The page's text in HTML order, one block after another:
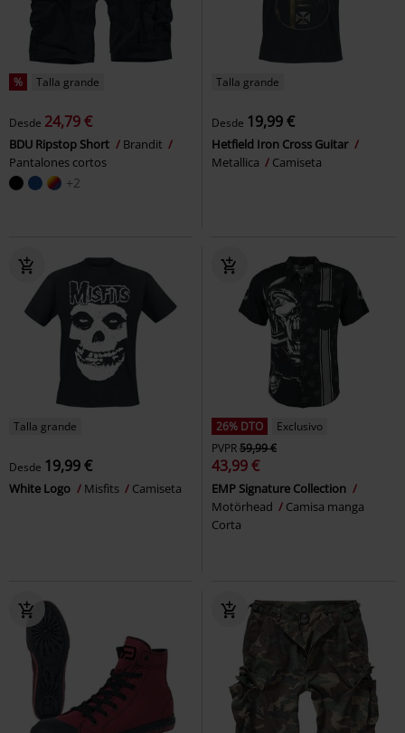
% Talla grande
Desde 24,79 €
BDU Ripstop Short
Brandit
Pantalones cortos
+2
Talla grande
Desde 19,99 €
Hetfield Iron Cross Guitar
Metallica
Camiseta
Talla grande
Desde 19,99 €
White Logo Misfits Camiseta
26% DTO
Exclusivo
PVPR59,99 €
43,99 €
EMP Signature Collection
Motörhead
Camisa manga
Corta